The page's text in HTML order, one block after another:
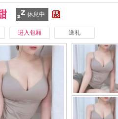
休息中
进入包厢 送礼